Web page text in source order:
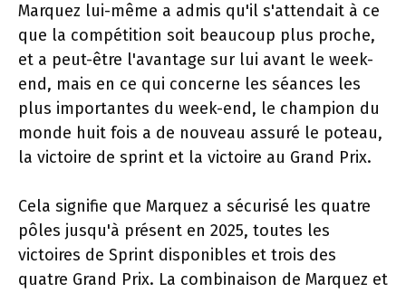
Marquez lui-même a admis qu'il s'attendait à ce
que la compétition soit beaucoup plus proche,
et a peut-être l'avantage sur lui avant le week-
end, mais en ce qui concerne les séances les
plus importantes du week-end, le champion du
monde huit fois a de nouveau assuré le poteau,
la victoire de sprint et la victoire au Grand Prix.
Cela signifie que Marquez a sécurisé les quatre
pôles jusqu'à présent en 2025, toutes les
victoires de Sprint disponibles et trois des
quatre Grand Prix. La combinaison de Marquez et